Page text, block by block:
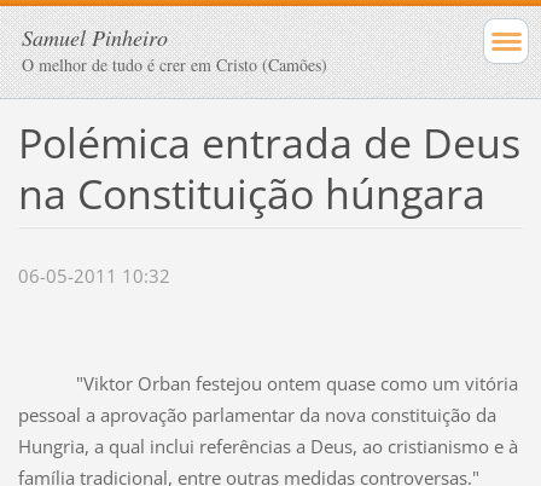
Samuel Pinheiro
O melhor de tudo é crer em Cristo (Camões)
Polémica entrada de Deus
na Constituição húngara
06-05-2011 10:32
"Viktor Orban festejou ontem quase como um vitória
pessoal a aprovação parlamentar da nova constituição da
Hungria, a qual inclui referências a Deus, ao cristianismo e à
família tradicional, entre outras medidas controversas."